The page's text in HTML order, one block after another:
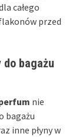
całego
przed
do bagażu
nie
bagażu
inne płyny w